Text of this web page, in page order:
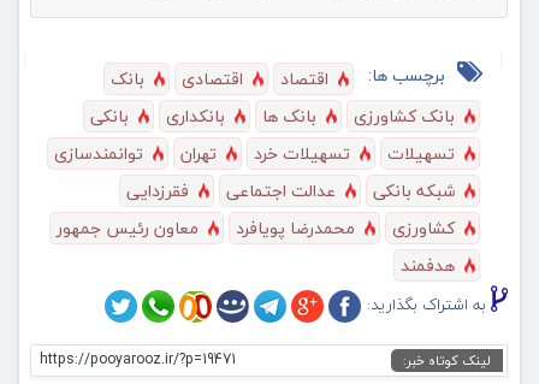
برچسب ها: اقتصاد اقتصادی
بانک
بانک کشاورزی
بانک ها بانکداری
بانکی
تسهیلات
تسهیلات خرد تهران
توانمندسازی
شبکه بانکی
عدالت اجتماعی
فقرزدایی
کشاورزی
محمدرضا پویافرد
معاون رئیس جمهور
هدفمند
به اشتراک بگذارید:
لینک کوتاه خبر: https://pooyarooz.ir/?p=19471